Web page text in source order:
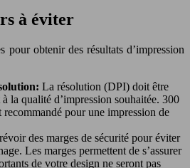
à éviter
pour obtenir des résultats d’impression
La résolution (DPI) doit être
la qualité d’impression souhaitée. 300
recommandé pour une impression de
des marges de sécurité pour éviter
Les marges permettent de s’assurer
de votre design ne seront pas